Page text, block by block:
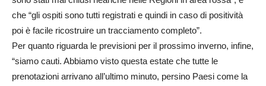
che “gli ospiti sono tutti registrati e quindi in caso di positività
poi è facile ricostruire un tracciamento completo”.
Per quanto riguarda le previsioni per il prossimo inverno, infine,
“siamo cauti. Abbiamo visto questa estate che tutte le
prenotazioni arrivano all’ultimo minuto, persino Paesi come la